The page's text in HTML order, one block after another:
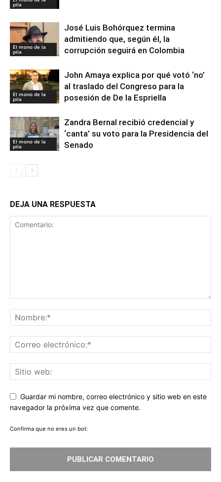
pila
El mono de la
pila
José Luis Bohórquez termina
admitiendo que, según él, la
corrupción seguirá en Colombia
El mono de la
pila
John Amaya explica por qué votó ‘no’
al traslado del Congreso para la
posesión de De la Espriella
El mono de la
pila
Zandra Bernal recibió credencial y
‘canta’ su voto para la Presidencia del
Senado
DEJA UNA RESPUESTA
Guardar mi nombre, correo electrónico y sitio web en este
navegador la próxima vez que comente.
Confirma que no eres un bot: